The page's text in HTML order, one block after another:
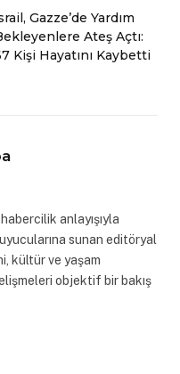
Gazze’de Yardım
Ateş Açtı:
Kişi Hayatını Kaybetti
anlayışıyla
sunan editöryal
kültür ve yaşam
objektif bir bakış